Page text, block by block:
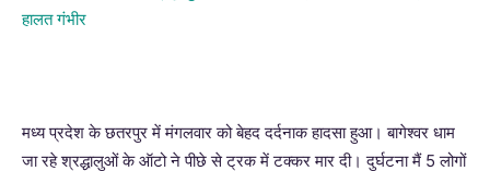
मध्य प्रदेश के छतरपुर में मंगलवार को बेहद दर्दनाक हादसा हुआ। बागेश्वर धाम
जा रहे श्रद्धालुओं के ऑटो ने पीछे से ट्रक में टक्कर मार दी। दुर्घटना मैं 5 लोगों